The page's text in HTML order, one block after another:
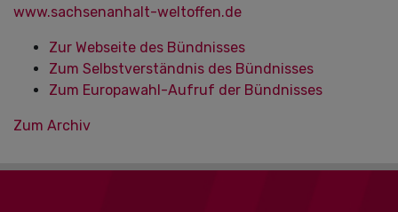
www.sachsenanhalt-weltoffen.de
Zur Webseite des Bündnisses
Zum Selbstverständnis des Bündnisses
Zum Europawahl-Aufruf der Bündnisses
Zum Archiv